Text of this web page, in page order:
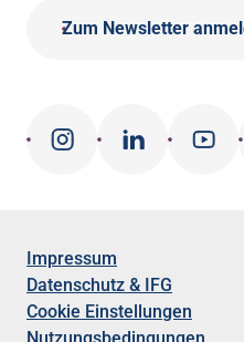
Zum Newsletter
Impressum
Datenschutz & IFG
Cookie Einstellungen